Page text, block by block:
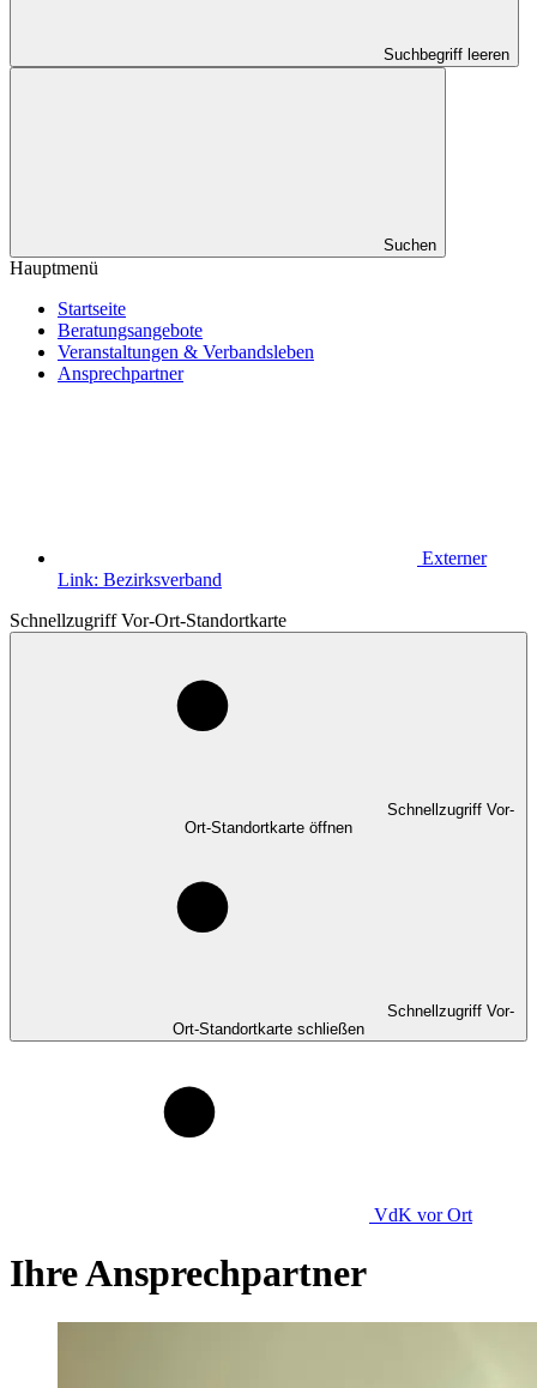
Suchbegriff leeren
Suchen
Hauptmenü
Startseite
Beratungsangebote
Veranstaltungen & Verbandsleben
Ansprechpartner
Externer
Link: Bezirksverband
Schnellzugriff Vor-Ort-Standortkarte
Schnellzugriff Vor-
Ort-Standortkarte öffnen
Schnellzugriff Vor-
Ort-Standortkarte schließen
VdK vor Ort
Ihre Ansprechpartner